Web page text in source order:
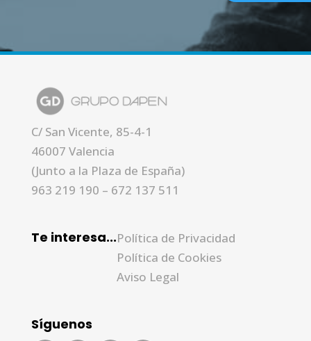
C/ San Vicente, 85-4-1
46007 Valencia
(Junto a la Plaza de España)
963 219 190 – 672 137 511
Te interesa...Política de Privacidad
Política de Cookies
Aviso Legal
Síguenos